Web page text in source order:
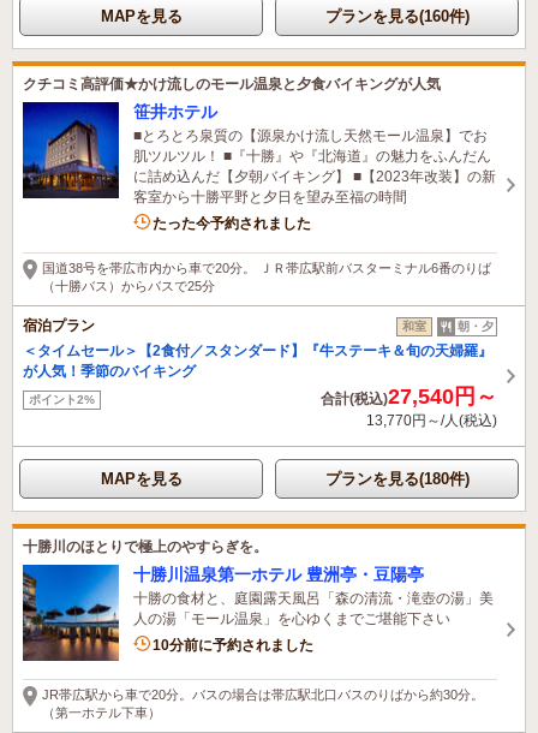
MAPを見る プランを見る(160件)
クチコミ高評価★かけ流しのモール温泉と夕食バイキングが人気
笹井ホテル
■とろとろ泉質の【源泉かけ流し天然モール温泉】でお
肌ツルツル！ ■『十勝』や『北海道』の魅力をふんだん
に詰め込んだ【夕朝バイキング】 ■【2023年改装】の新
客室から十勝平野と夕日を望み至福の時間
4名がこの宿を見ています
たった今予約されました
国道38号を帯広市内から車で20分。 ＪＲ帯広駅前バスターミナル6番のりば
（十勝バス）からバスで25分
宿泊プラン 和室 朝・夕
＜タイムセール＞【2食付／スタンダード】『牛ステーキ＆旬の天婦羅』
が人気！季節のバイキング
ポイント2% 合計(税込)27,540円～
13,770円～/人(税込)
MAPを見る プランを見る(180件)
十勝川のほとりで極上のやすらぎを。
十勝川温泉第一ホテル 豊洲亭・豆陽亭
十勝の食材と、庭園露天風呂「森の清流・滝壺の湯」美
人の湯「モール温泉」を心ゆくまでご堪能下さい
4名がこの宿を見ています
10分前に予約されました
JR帯広駅から車で20分。バスの場合は帯広駅北口バスのりばから約30分。
（第一ホテル下車）